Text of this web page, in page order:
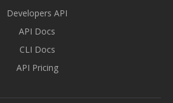
Developers API
API Docs
CLI Docs
API Pricing